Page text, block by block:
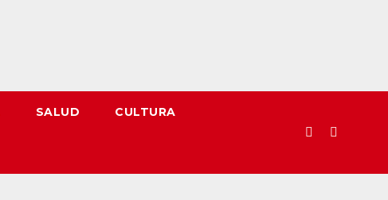
SALUD CULTURA